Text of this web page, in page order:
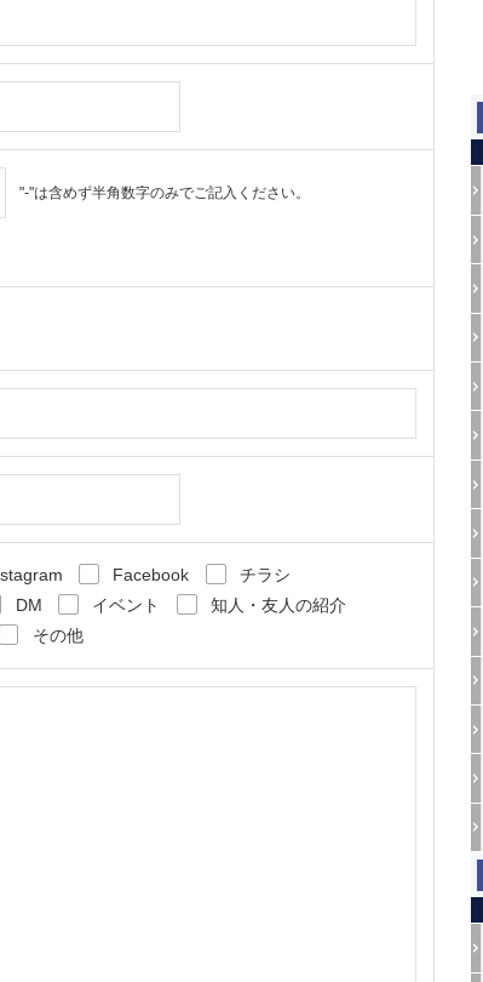
"-"は含めず半角数字のみでご記入ください。
Facebook
チラシ
DM イベント
知人・友人の紹介
その他